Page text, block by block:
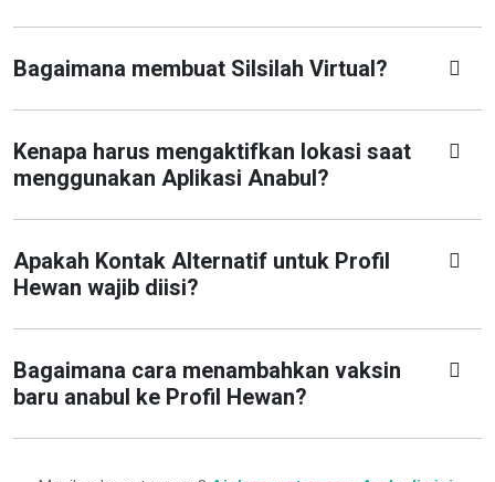
Bagaimana membuat Silsilah Virtual?
Kenapa harus mengaktifkan lokasi saat
menggunakan Aplikasi Anabul?
Apakah Kontak Alternatif untuk Profil
Hewan wajib diisi?
Bagaimana cara menambahkan vaksin
baru anabul ke Profil Hewan?